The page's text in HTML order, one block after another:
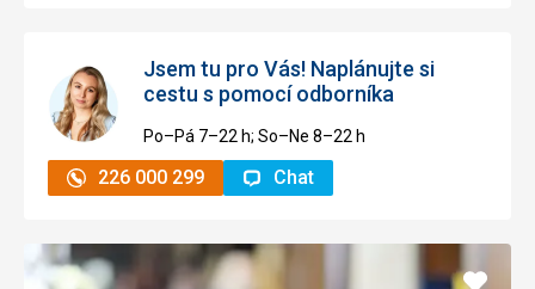
Jsem tu pro Vás! Naplánujte si
cestu s pomocí odborníka
Po–Pá 7–⁠⁠⁠⁠⁠⁠22 h; So–Ne 8–⁠⁠⁠⁠⁠⁠22 h
226 000 299 Chat
Přidat